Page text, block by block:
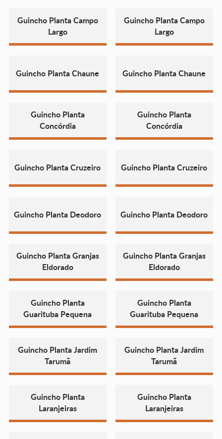
Guincho Planta Campo
Largo
Guincho Planta Campo
Largo
Guincho Planta Chaune Guincho Planta Chaune
Guincho Planta
Concórdia
Guincho Planta
Concórdia
Guincho Planta Cruzeiro Guincho Planta Cruzeiro
Guincho Planta Deodoro Guincho Planta Deodoro
Guincho Planta Granjas
Eldorado
Guincho Planta Granjas
Eldorado
Guincho Planta
Guarituba Pequena
Guincho Planta
Guarituba Pequena
Guincho Planta Jardim
Tarumã
Guincho Planta Jardim
Tarumã
Guincho Planta
Laranjeiras
Guincho Planta
Laranjeiras